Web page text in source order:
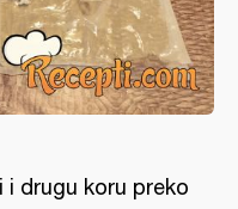
i drugu koru preko